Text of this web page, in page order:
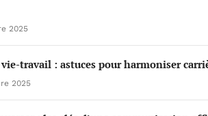
2025
travail : astuces pour harmoniser
2025